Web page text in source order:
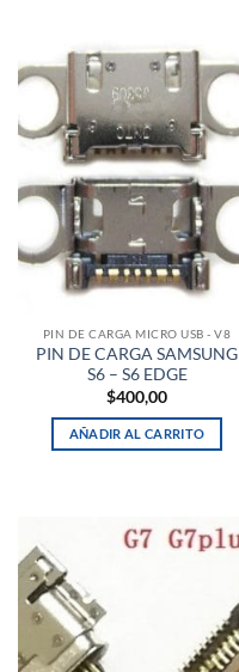
PIN DE CARGA MICRO USB - V8
PIN DE CARGA SAMSUNG
S6 – S6 EDGE
$400,00
AÑADIR AL CARRITO